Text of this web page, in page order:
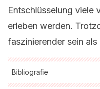
Entschlüsselung viele
erleben werden.
faszinierender sein als
Bibliografie
Alle zitierten Quellen